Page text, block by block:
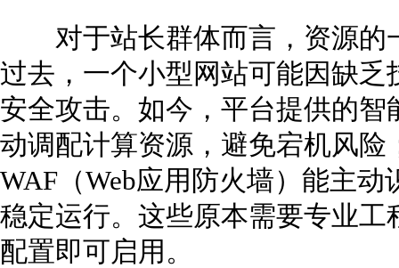
对于站长群体而言，资源的
过去，一个小型网站可能因缺
安全攻击。如今，平台提供的
动调配计算资源，避免宕机风险
WAF（Web应用防火墙）能主
稳定运行。这些原本需要专业
配置即可启用。